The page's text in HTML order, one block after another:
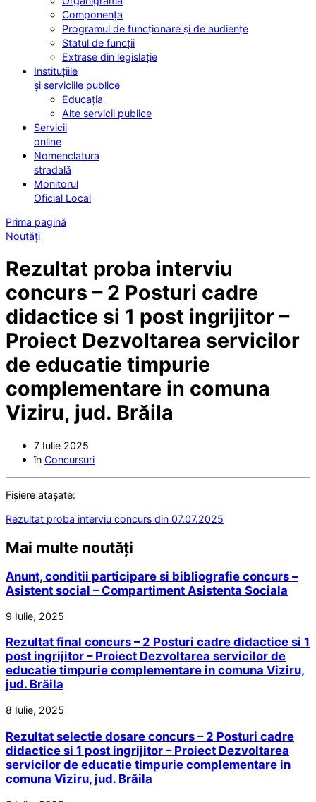
Componența
Programul de funcționare și de audiențe
Statul de funcții
Extrase din legislație
Instituțiile
și serviciile publice
Educația
Alte servicii publice
Servicii
online
Nomenclatura
stradală
Monitorul
Oficial Local
Prima pagină
Noutăți
Rezultat proba interviu
concurs – 2 Posturi cadre
didactice si 1 post ingrijitor –
Proiect Dezvoltarea servicilor
de educatie timpurie
complementare in comuna
Viziru, jud. Brăila
7 Iulie 2025
în Concursuri
Fișiere atașate:
Rezultat proba interviu concurs din 07.07.2025
Mai multe noutăți
Anunt, conditii participare si bibliografie concurs –
Asistent social – Compartiment Asistenta Sociala
9 Iulie, 2025
Rezultat final concurs – 2 Posturi cadre didactice si 1
post ingrijitor – Proiect Dezvoltarea servicilor de
educatie timpurie complementare in comuna Viziru,
jud. Brăila
8 Iulie, 2025
Rezultat selectie dosare concurs – 2 Posturi cadre
didactice si 1 post ingrijitor – Proiect Dezvoltarea
servicilor de educatie timpurie complementare in
comuna Viziru, jud. Brăila